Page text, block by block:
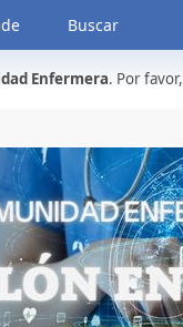
Buscar
Enfermera. Por favor,